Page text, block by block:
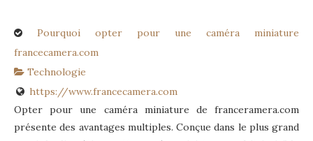
Pourquoi opter pour une caméra miniature
francecamera.com
Technologie
https://www.francecamera.com
Opter pour une caméra miniature de franceramera.com
présente des avantages multiples. Conçue dans le plus grand